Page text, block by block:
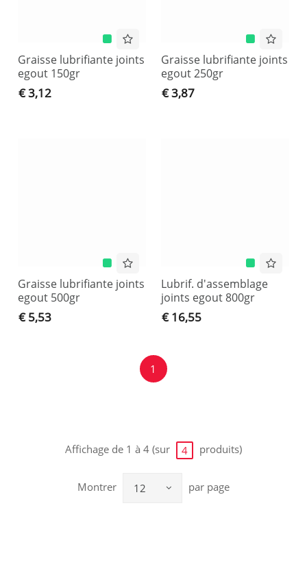
Graisse lubrifiante joints
egout 150gr
€ 3,12
Graisse lubrifiante joints
egout 250gr
€ 3,87
Graisse lubrifiante joints
egout 500gr
€ 5,53
Lubrif. d'assemblage
joints egout 800gr
€ 16,55
1
Affichage de 1 à 4 (sur 4 produits)
Montrer 12 par page